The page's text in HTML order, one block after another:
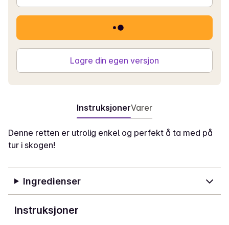
Lagre din egen versjon
InstruksjonerVarer
Denne retten er utrolig enkel og perfekt å ta med på
tur i skogen!
Ingredienser
Instruksjoner